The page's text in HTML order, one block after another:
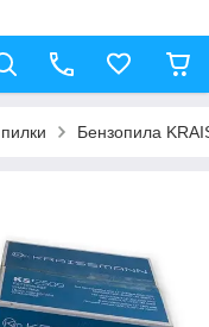
Бензопила